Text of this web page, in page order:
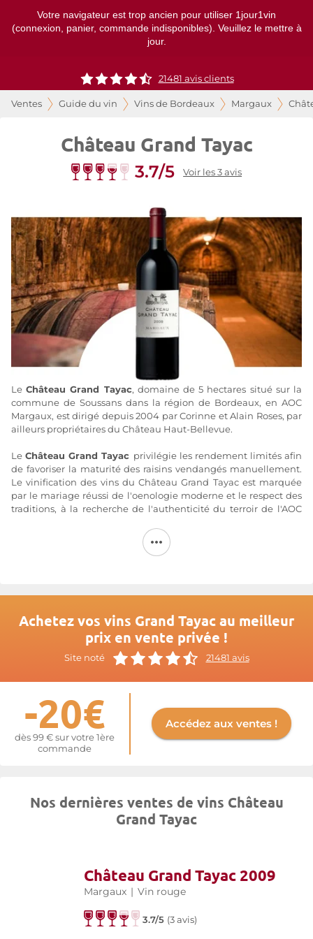
Votre navigateur est trop ancien pour utiliser 1jour1vin
(connexion, panier, commande indisponibles). Veuillez le mettre à
jour.
21481 avis clients
Ventes Guide du vin Vins de Bordeaux Margaux
Château Grand Tayac
3.7/5 Voir les 3 avis
LeChâteau Grand Tayac, domaine de 5 hectares situé sur la
commune de Soussans dans la région de Bordeaux, en AOC
Margaux, est dirigé depuis 2004 par Corinne et Alain Roses, par
ailleurs propriétaires du Château Haut-Bellevue.
LeChâteau Grand Tayac privilégie les rendement limités afin
de favoriser la maturité des raisins vendangés manuellement.
Le vinification des vins du Château Grand Tayac est marquée
par le mariage réussi de l'oenologie moderne et le respect des
traditions, à la recherche de l'authenticité du terroir de l'AOC
Corinne et Alain Roses font appel aux oenologues les plus
Achetez vos vins Grand Tayac au meilleur
prix en vente privée !
Site noté 21481 avis
-20€
dès 99 € sur votre 1ère
commande
Accédez aux ventes !
Nos dernières ventes de vins Château
Grand Tayac
Château Grand Tayac 2009
Margaux | Vin rouge
3.7/5 (3 avis)